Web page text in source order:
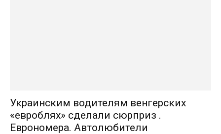
Украинским водителям венгерских
«евроблях» сделали сюрприз .
Еврономера. Автолюбители